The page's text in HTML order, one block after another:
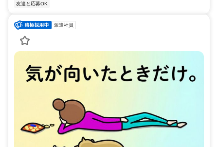
友達と応募OK
派遣社員